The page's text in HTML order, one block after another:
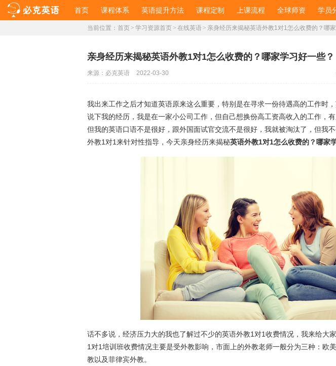
首页 课程体系 英语提升方法 课程定制 上课流程 全球师资 学员
当前位置： 首页 > 学习资源首页 > 在线英语 > 亲身经历来揭秘英语外教1对1怎么收费的？哪
亲身经历来揭秘英语外教1对1怎么收费的？哪家学习好一些？
来源： 必克英语 2022-03-30
我出来工作之后才知道英语原来这么重要，特别是在寻求一份待遇高的工作时
说下我的经历，我是在一家小公司工作，但自己想换份高工资高收入的工作，
但我的英语口语不是很好，跟外国面试官交流不是很好，我就被淘汰了，但我
外教1对1来针对性指导，今天亲身经历来揭秘英语外教1对1怎么收费的？哪家
话不多说，经济压力大的我也了解过不少的英语外教1对1收费情况，我来给大
1对1培训班收费情况主要是受外教影响，市面上的外教老师一般分为三种：欧
教以及菲律宾外教。